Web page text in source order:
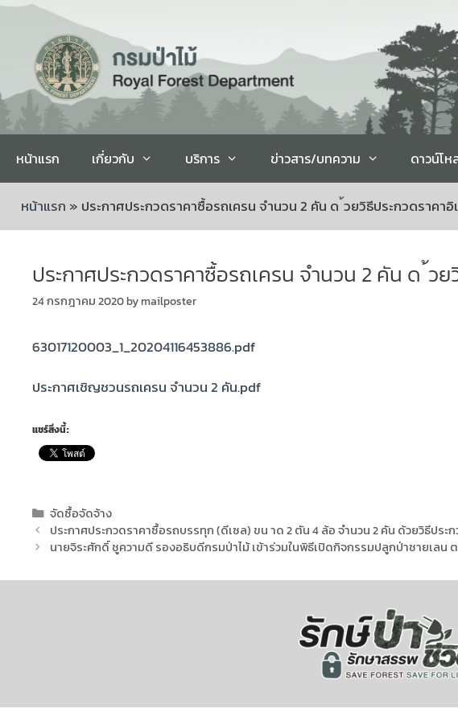
หน้าแรก เกี่ยวกับ บริการ ข่าวสาร/บทความ ดาวน์โห
หน้าแรก » ประกาศประกวดราคาซื้อรถเครน จำนวน 2 คัน ด ้วยวิธีประกวดราค
ประกาศประกวดราคาซื้อรถเครน จำนวน 2 คัน ด
24 กรกฎาคม 2020bymailposter
63017120003_1_20204116453886.pdf
ประกาศเชิญชวนรถเครน จำนวน 2 คัน.pdf
แชร์สิ่งนี้:
จัดซื้อจัดจ้าง
ประกาศประกวดราคาซื้อรถบรรทุก (ดีเซล) ขน าด 2 ตัน 4 ล้อ จำนวน 2 คัน ด้วยวิธีปร
นายจิระศักดิ์ ชูความดี รองอธิบดีกรมป่าไม้ เข้าร่วมในพิธีเปิดกิจกรรมปลูกป่าชายเลน